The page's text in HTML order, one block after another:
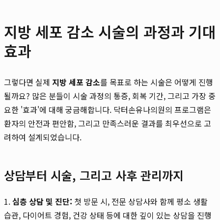
지방 세포 감소 시술의 과정과 기대
효과
그렇다면 실제 지방 세포 감소를 목표로 하는 시술은 어떻게 진행
될까요? 많은 분들이 시술 과정의 통증, 회복 기간, 그리고 가장 중
요한 '효과'에 대해 궁금해합니다. 닥터손유나의원의 프로그램은
환자의 안전과 편안함, 그리고 만족스러운 결과를 최우선으로 고
려하여 설계되었습니다.
상담부터 시술, 그리고 사후 관리까지
1.심층 상담 및 진단: 첫 방문 시, 전문 상담사와 함께 평소 생활
습관, 다이어트 경험, 건강 상태 등에 대한 깊이 있는 상담을 진행